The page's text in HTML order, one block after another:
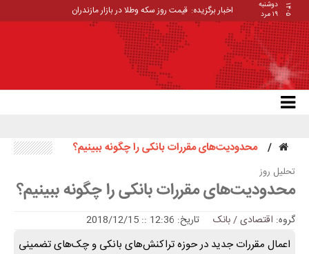
۱۴۰۵
دوشنبه
۱۹ مرد
اخبار برگزیده: قیمت روز سکه وطلا در بازار مازندران
محدودیت‌های مقررات بانکی را چگونه ببینیم؟
تحلیل روز
محدودیت‌های مقررات بانکی را چگونه ببینیم؟
گروه: اقتصادی / بانک تاریخ: 12:36 :: 2018/12/15
اعمال مقررات جدید در حوزه‌ تراکنش‌های بانکی و چک‌های تضمینی